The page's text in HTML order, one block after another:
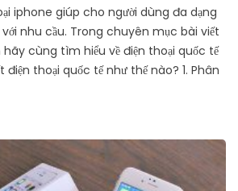
iphone giúp cho người dùng đa dạng
nhu cầu. Trong chuyên mục bài viết
cùng tìm hiểu về điện thoại quốc tế
thoại quốc tế như thế nào? 1. Phân